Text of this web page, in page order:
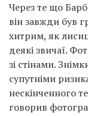
Через те що
він завжди був
хитрим, як
деякі звичаї.
зі стінами.
супутніми
нескінченного
говорив